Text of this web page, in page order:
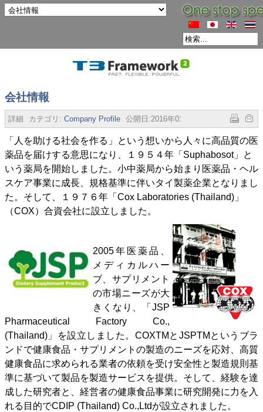
会社情報
詳細 カテゴリ: Company Profile 公開日:2016年01月26日 参照数: 3783
「人を助ける社会を作る」という想いから人々に高品質の医
薬品を届けする意思になり、１９５４年「Suphabosot」と
いう薬局を開始しました。小中薬局から始まり医薬品・ヘル
スケア事業に成長、規格基準に伴いタイ製薬企業となりまし
た。そして、１９７６年「Cox Laboratories (Thailand)」
（COX）合資会社に設立しました。
2005年医薬品、
メディカルハー
ブ、サプリメント
の市場ニーズが大
きくなり、「JSP
Pharmaceutical Factory Co.,
(Thailand)」を設立しました。COXTMとJSPTMというブラ
ンドで健康食品・サプリメントの製造のニーズを応対、高質
健康食品に求められる業者の依頼を受け安全性と製造規則基
準に基づいて製品を製造サービスを提供。そして、経験を達
成した研究者と、経営者の健康食品事業に研究開発に力を入
れる目的でCDIP (Thailand) Co.,Ltdが設立されました。